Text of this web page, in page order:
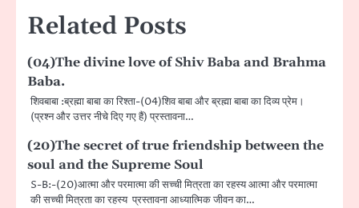
Related Posts
(04)The divine love of Shiv Baba and Brahma
Baba.
शिवबाबा :ब्रह्मा बाबा का रिश्ता-(04)शिव बाबा और ब्रह्मा बाबा का दिव्य प्रेम।
(प्रश्न और उत्तर नीचे दिए गए हैं) प्रस्तावना…
(20)The secret of true friendship between the
soul and the Supreme Soul
S-B:-(20)आत्मा और परमात्मा की सच्ची मित्रता का रहस्य आत्मा और परमात्मा
की सच्ची मित्रता का रहस्य प्रस्तावना आध्यात्मिक जीवन का…